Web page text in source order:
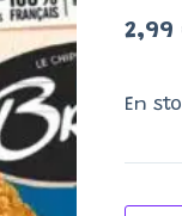
2,99
En